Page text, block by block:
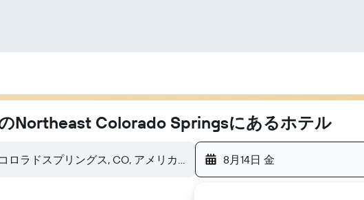
Northeast Colorado Springsにあるホテル
8月14日 金